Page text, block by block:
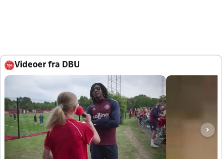
Videoer fra DBU